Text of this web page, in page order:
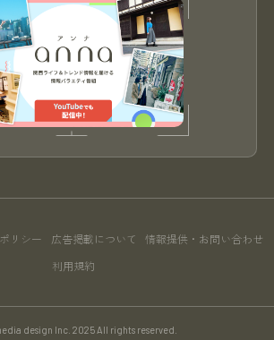
リシー 広告掲載について 情報提供・お問い合わせ
利用規約
design Inc. 2025 All rights reserved.